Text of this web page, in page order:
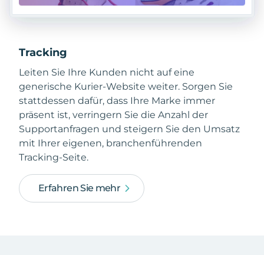
Tracking
Leiten Sie Ihre Kunden nicht auf eine
generische Kurier-Website weiter. Sorgen Sie
stattdessen dafür, dass Ihre Marke immer
präsent ist, verringern Sie die Anzahl der
Supportanfragen und steigern Sie den Umsatz
mit Ihrer eigenen, branchenführenden
Tracking-Seite.
Erfahren Sie mehr